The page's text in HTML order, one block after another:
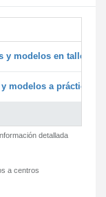
y modelos en
modelos a prácticas
detallada
a centros